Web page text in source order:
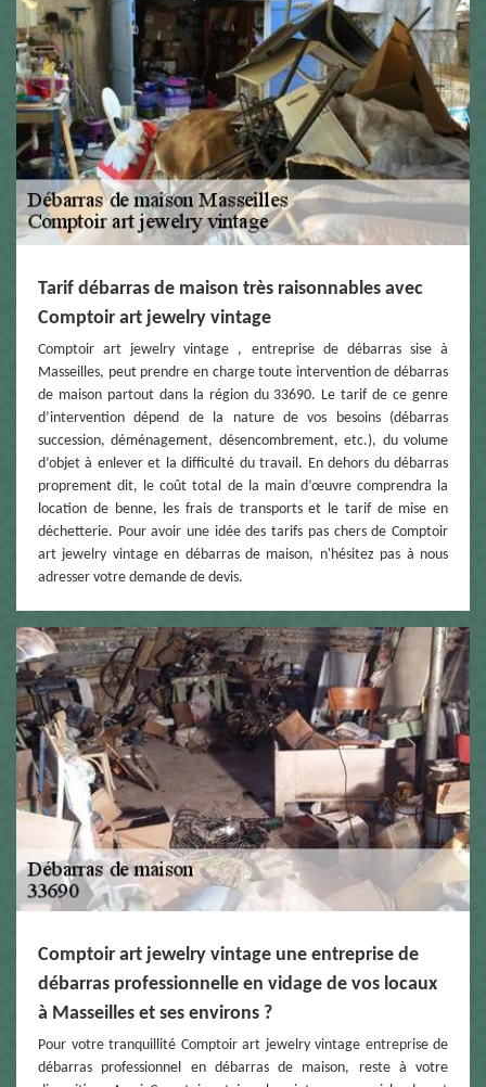
Tarif débarras de maison très raisonnables avec
Comptoir art jewelry vintage
Comptoir art jewelry vintage , entreprise de débarras sise à
Masseilles, peut prendre en charge toute intervention de débarras
de maison partout dans la région du 33690. Le tarif de ce genre
d’intervention dépend de la nature de vos besoins (débarras
succession, déménagement, désencombrement, etc.), du volume
d’objet à enlever et la difficulté du travail. En dehors du débarras
proprement dit, le coût total de la main d’œuvre comprendra la
location de benne, les frais de transports et le tarif de mise en
déchetterie. Pour avoir une idée des tarifs pas chers de Comptoir
art jewelry vintage en débarras de maison, n'hésitez pas à nous
adresser votre demande de devis.
Comptoir art jewelry vintage une entreprise de
débarras professionnelle en vidage de vos locaux
à Masseilles et ses environs ?
Pour votre tranquillité Comptoir art jewelry vintage entreprise de
débarras professionnel en débarras de maison, reste à votre